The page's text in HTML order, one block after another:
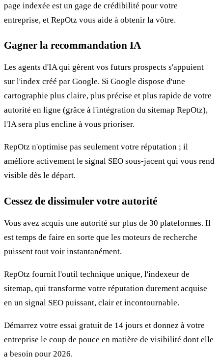
page indexée est un gage de crédibilité pour votre
entreprise, et RepOtz vous aide à obtenir la vôtre.
Gagner la recommandation IA
Les agents d'IA qui gèrent vos futurs prospects s'appuient
sur l'index créé par Google. Si Google dispose d'une
cartographie plus claire, plus précise et plus rapide de votre
autorité en ligne (grâce à l'intégration du sitemap RepOtz),
l'IA sera plus encline à vous prioriser.
RepOtz n'optimise pas seulement votre réputation ; il
améliore activement le signal SEO sous-jacent qui vous rend
visible dès le départ.
Cessez de dissimuler votre autorité
Vous avez acquis une autorité sur plus de 30 plateformes. Il
est temps de faire en sorte que les moteurs de recherche
puissent tout voir instantanément.
RepOtz fournit l'outil technique unique, l'indexeur de
sitemap, qui transforme votre réputation durement acquise
en un signal SEO puissant, clair et incontournable.
Démarrez votre essai gratuit de 14 jours et donnez à votre
entreprise le coup de pouce en matière de visibilité dont elle
a besoin pour 2026.